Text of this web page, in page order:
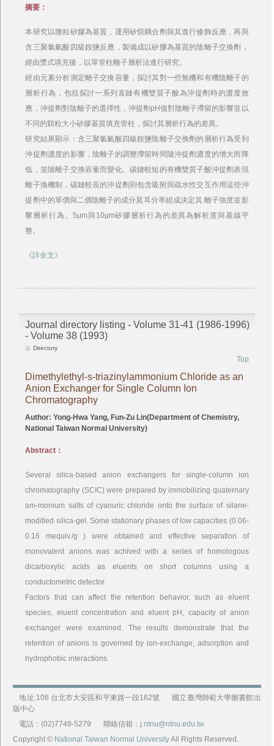
摘要：
本研究以微粒矽膠為基質，運用矽烷耦合劑與其進行修飾反應，再與
含三聚氯氫酸四級銨鹽反應，製備成以矽膠為基質的陰離子交換劑，
經由漿式填充後，以單管柱離子層析法進行研究。
經由元素分析測定離子交換容量，探討其對一些無機和有機陰離子的
層析行為，包括探討一系列直鏈有機雙質子酸為沖提劑時的濃度效
應，沖提劑對陰離子的選擇性，沖提劑pH值對陰離子滯留的影響並以
不同的顆粒大小矽膠基質填充管柱，探討其層析行為的差異。
研究結果顯示：含三聚氯氫酸四級銨鹽陰離子交換劑的層析行為受到
沖提劑濃度的影響，陰離子的調整滯留時間隨沖提劑濃度的增大而降
低，並隨離子交換容量而變化。碳鏈較短的有機雙質子酸沖提劑表現
離子換機制，碳鏈較長的沖提劑則包含吸附與疏水性交互作用這些沖
提劑中的單價與二價陰離子的成分莫耳分率組成決定其 離子強度並影
響層析行為。5μm與10μm矽膠層析行為的差異為解析度與基線平
整。
《詳全文》
Journal directory listing - Volume 31-41 (1986-1996)
- Volume 38 (1993)
Directory
Top
Dimethylethyl-s-triazinylammonium Chloride as an
Anion Exchanger for Single Column Ion
Chromatography
Author: Yong-Hwa Yang, Fun-Zu Lin(Department of Chemistry,
National Taiwan Normal University)
Abstract：
Several silica-based anion exchangers for single-column ion
chromatography (SCIC) were prepared by immobilizing quaternary
am-monium salts of cyanuric chloride onto the surface of silane-
modified silica-gel. Some stationary phases of low capacities (0.06-
0.16 mequiv./g ) were obtained and effective separation of
monovalent anions was achived with a series of homologous
dicarboxylic acids as eluents on short columns using a
conductometric detector.
Factors that can affect the retention behavior, such as eluent
species, eluent concentration and eluent pH, capacity of anion
exchanger were examined. The results demonstrate that the
retention of anions is governed by ion-exchange, adsorption and
hydrophobic interactions.
地址:106 台北市大安區和平東路一段162號
國立臺灣師範大學圖書館出
版中心
電話：(02)7749-5279
聯絡信箱：j.ntnu@ntnu.edu.tw
Copyright © National Taiwan Normal UniversityAll Rights Reserved.